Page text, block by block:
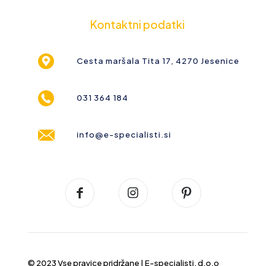
Kontaktni podatki
Cesta maršala Tita 17, 4270 Jesenice
031 364 184
info@e-specialisti.si
© 2023 Vse pravice pridržane | E-specialisti, d.o.o